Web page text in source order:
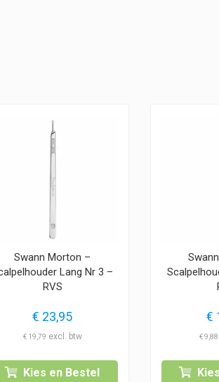
Swann Morton –
Lang Nr 3 –
RVS
€ 23,95
€19,79
Kies en Bestel
€
€9,88